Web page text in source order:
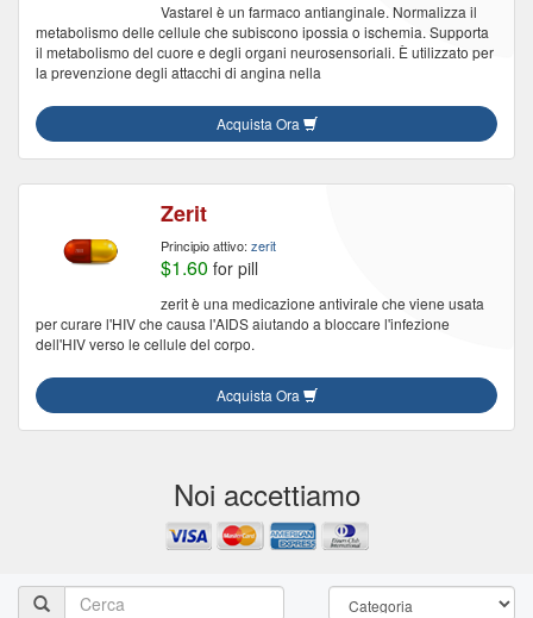
Vastarel è un farmaco antianginale. Normalizza il
metabolismo delle cellule che subiscono ipossia o ischemia. Supporta
il metabolismo del cuore e degli organi neurosensoriali. È utilizzato per
la prevenzione degli attacchi di angina nella
Acquista Ora
Zerit
Principio attivo: zerit
$1.60 for pill
zerit è una medicazione antivirale che viene usata
per curare l'HIV che causa l'AIDS aiutando a bloccare l'infezione
dell'HIV verso le cellule del corpo.
Acquista Ora
Noi accettiamo